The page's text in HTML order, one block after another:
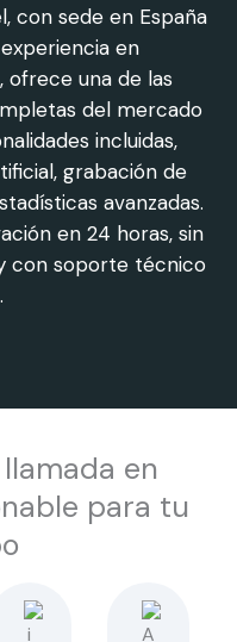
con sede en España
en
ofrece una de las
del mercado
incluidas,
grabación de
avanzadas.
en 24 horas, sin
con soporte técnico
en
para tu